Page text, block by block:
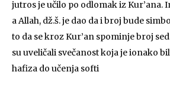
jutros je učilo po odlomak iz Kur’ana.
a Allah, dž.š. je dao da i broj bude
to da se kroz Kur’an spominje broj
su uveličali svečanost koja je ionako
hafiza do učenja softi